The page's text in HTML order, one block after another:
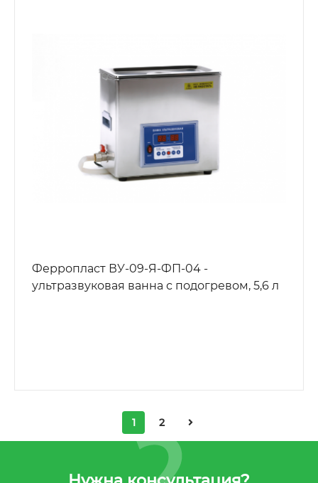
Ферропласт ВУ-09-Я-ФП-04 -
ультразвуковая ванна с подогревом, 5,6 л
1 2